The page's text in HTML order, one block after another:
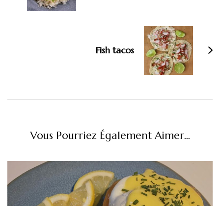
Fish tacos
Vous Pourriez Également Aimer...